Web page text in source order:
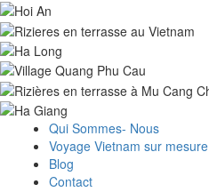
Qui Sommes- Nous
Voyage Vietnam sur mesure
Blog
Contact